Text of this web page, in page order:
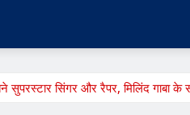
सिंगर और रैपर, मिलिंद गाबा